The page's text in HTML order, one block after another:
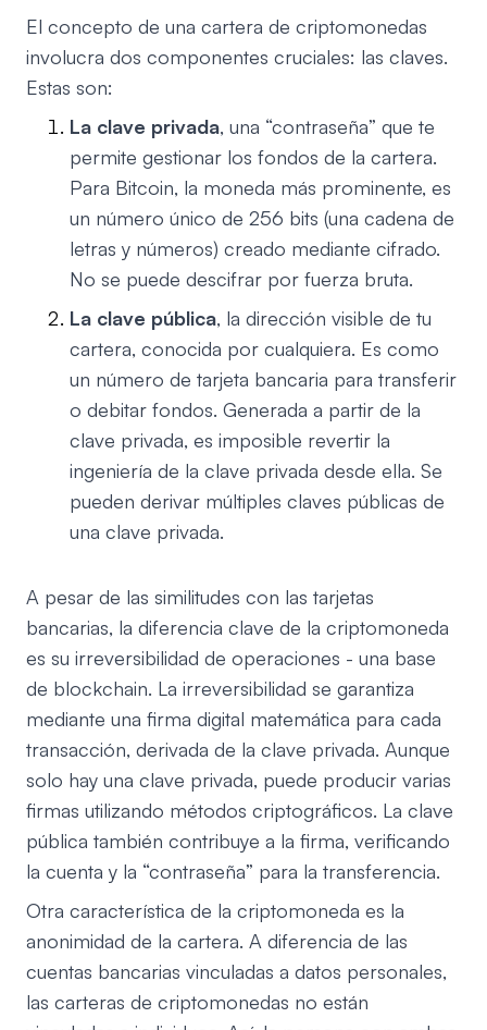
El concepto de una cartera de criptomonedas
involucra dos componentes cruciales: las claves.
Estas son:
La clave privada, una “contraseña” que te
permite gestionar los fondos de la cartera.
Para Bitcoin, la moneda más prominente, es
un número único de 256 bits (una cadena de
letras y números) creado mediante cifrado.
No se puede descifrar por fuerza bruta.
La clave pública, la dirección visible de tu
cartera, conocida por cualquiera. Es como
un número de tarjeta bancaria para transferir
o debitar fondos. Generada a partir de la
clave privada, es imposible revertir la
ingeniería de la clave privada desde ella. Se
pueden derivar múltiples claves públicas de
una clave privada.
A pesar de las similitudes con las tarjetas
bancarias, la diferencia clave de la criptomoneda
es su irreversibilidad de operaciones - una base
de blockchain. La irreversibilidad se garantiza
mediante una firma digital matemática para cada
transacción, derivada de la clave privada. Aunque
solo hay una clave privada, puede producir varias
firmas utilizando métodos criptográficos. La clave
pública también contribuye a la firma, verificando
la cuenta y la “contraseña” para la transferencia.
Otra característica de la criptomoneda es la
anonimidad de la cartera. A diferencia de las
cuentas bancarias vinculadas a datos personales,
las carteras de criptomonedas no están